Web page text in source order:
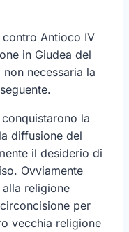
Antioco IV
in Giudea del
necessaria la
la
diffusione del
il desiderio di
Ovviamente
religione
per
vecchia religione